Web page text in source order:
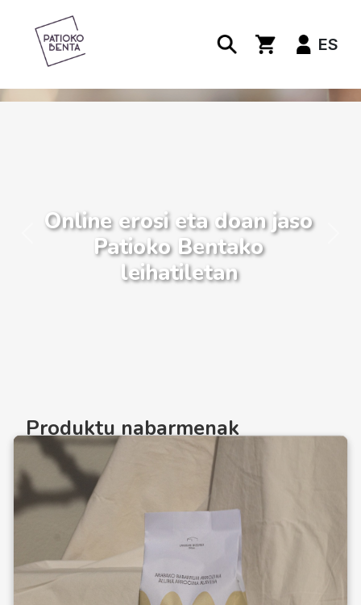
ES
Online erosi eta doan jaso
Patioko Bentako
leihatiletan
Produktu nabarmenak